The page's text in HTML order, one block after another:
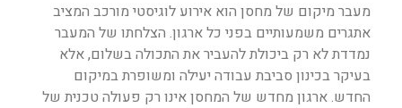
מעבר מיקום של מחסן הוא אירוע לוגיסטי מורכב המציב
אתגרים משמעותיים בפני כל ארגון. הצלחתו של המעבר
נמדדת לא רק ביכולת להעביר את התכולה בשלום, אלא
בעיקר בכינון סביבת עבודה יעילה ומשופרת במיקום
החדש. ארגון מחדש של המחסן אינו רק פעולה טכנית של